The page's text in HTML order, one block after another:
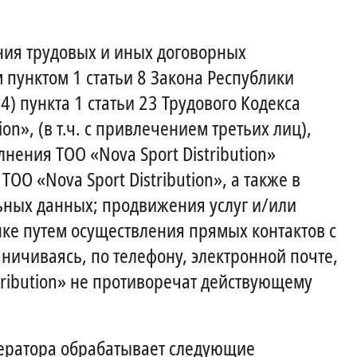
трудовых и иных договорных
1 статьи 8 Закона Республики
1 статьи 23 Трудового Кодекса
(в т.ч. с привлечением третьих лиц),
ТОО «Nova Sport Distribution»
«Nova Sport Distribution», а также в
данных; продвижения услуг и/или
путем осуществления прямых контактов с
по телефону, электронной почте,
не противоречат действующему
обрабатывает следующие